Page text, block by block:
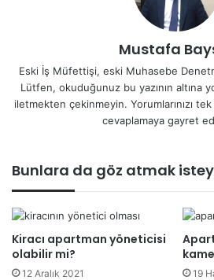
Mustafa
Eski İş Müfettişi, eski Muhasebe
Lütfen, okuduğunuz bu yazının altına
iletmekten çekinmeyin. Yorumlarınızı
cevaplamaya gayret
Bunlara da göz atmak
Kiracı apartman yöneticisi
olabilir mi?
12 Aralık 2021 19